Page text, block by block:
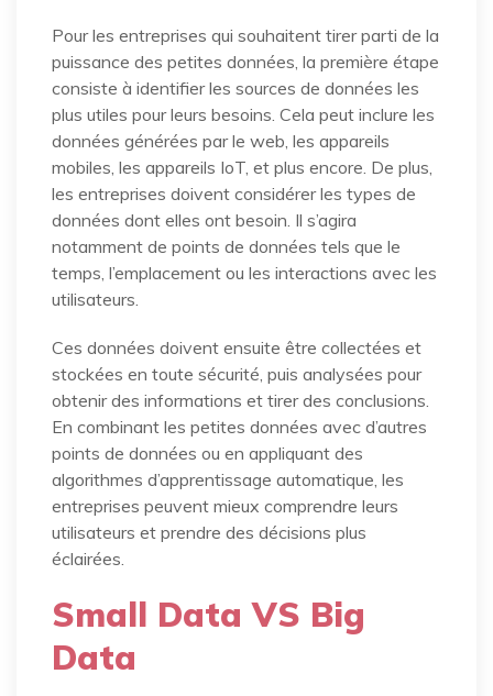
Pour les entreprises qui souhaitent tirer parti de la
puissance des petites données, la première étape
consiste à identifier les sources de données les
plus utiles pour leurs besoins. Cela peut inclure les
données générées par le web, les appareils
mobiles, les appareils IoT, et plus encore. De plus,
les entreprises doivent considérer les types de
données dont elles ont besoin. Il s’agira
notamment de points de données tels que le
temps, l’emplacement ou les interactions avec les
utilisateurs.
Ces données doivent ensuite être collectées et
stockées en toute sécurité, puis analysées pour
obtenir des informations et tirer des conclusions.
En combinant les petites données avec d’autres
points de données ou en appliquant des
algorithmes d’apprentissage automatique, les
entreprises peuvent mieux comprendre leurs
utilisateurs et prendre des décisions plus
éclairées.
Small Data VS Big
Data